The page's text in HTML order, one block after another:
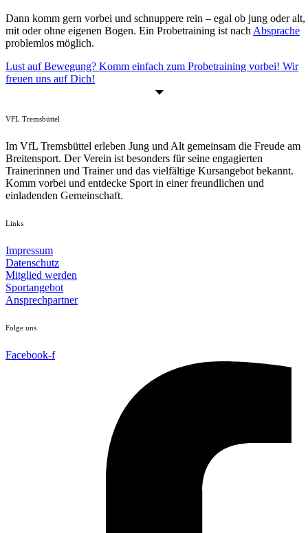
Dann komm gern vorbei und schnuppere rein – egal ob jung oder alt,
mit oder ohne eigenen Bogen. Ein Probetraining ist nach Absprache
problemlos möglich.
Lust auf Bewegung? Komm einfach zum Probetraining vorbei! Wir
freuen uns auf Dich!
VFL Tremsbüttel
Im VfL Tremsbüttel erleben Jung und Alt gemeinsam die Freude am
Breitensport. Der Verein ist besonders für seine engagierten
Trainerinnen und Trainer und das vielfältige Kursangebot bekannt.
Komm vorbei und entdecke Sport in einer freundlichen und
einladenden Gemeinschaft.
Links
Impressum
Datenschutz
Mitglied werden
Sportangebot
Ansprechpartner
Folge uns
Facebook-f